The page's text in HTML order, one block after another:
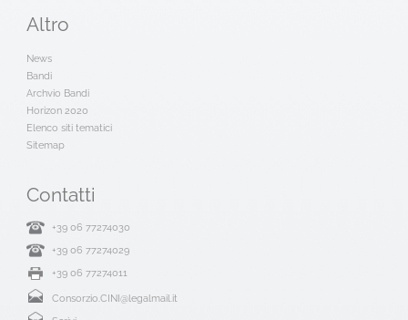
Altro
News
Bandi
Archvio Bandi
Horizon 2020
Elenco siti tematici
Sitemap
Contatti
+39 06 77274030
+39 06 77274029
+39 06 77274011
Consorzio.CINI@legalmail.it